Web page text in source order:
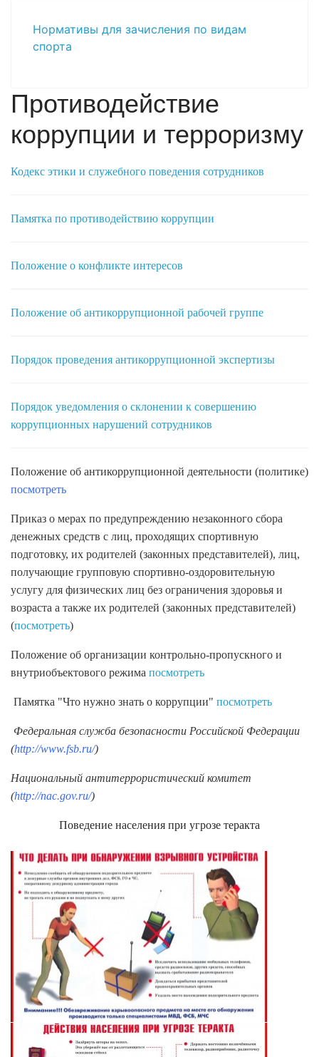
Нормативы для зачисления по видам
спорта
Противодействие
коррупции и терроризму
Кодекс этики и служебного поведения сотрудников
Памятка по противодействию коррупции
Положение о конфликте интересов
Положение об антикоррупционной рабочей группе
Порядок проведения антикоррупционной экспертизы
Порядок уведомления о склонении к совершению
коррупционных нарушений сотрудников
Положение об антикоррупционной деятельности (политике)
посмотреть
Приказ о мерах по предупреждению незаконного сбора
денежных средств с лиц, проходящих спортивную
подготовку, их родителей (законных представителей), лиц,
получающие групповую спортивно-оздоровительную
услугу для физических лиц без ограничения здоровья и
возраста а также их родителей (законных представителей)
(посмотреть)
Положение об организации контрольно-пропускного и
внутриобъектового режима посмотреть
Памятка "Что нужно знать о коррупции" посмотреть
Федеральная служба безопасности Российской Федерации
(http://www.fsb.ru/)
Национальный антитеррористический комитет
(http://nac.gov.ru/)
Поведение населения при угрозе теракта